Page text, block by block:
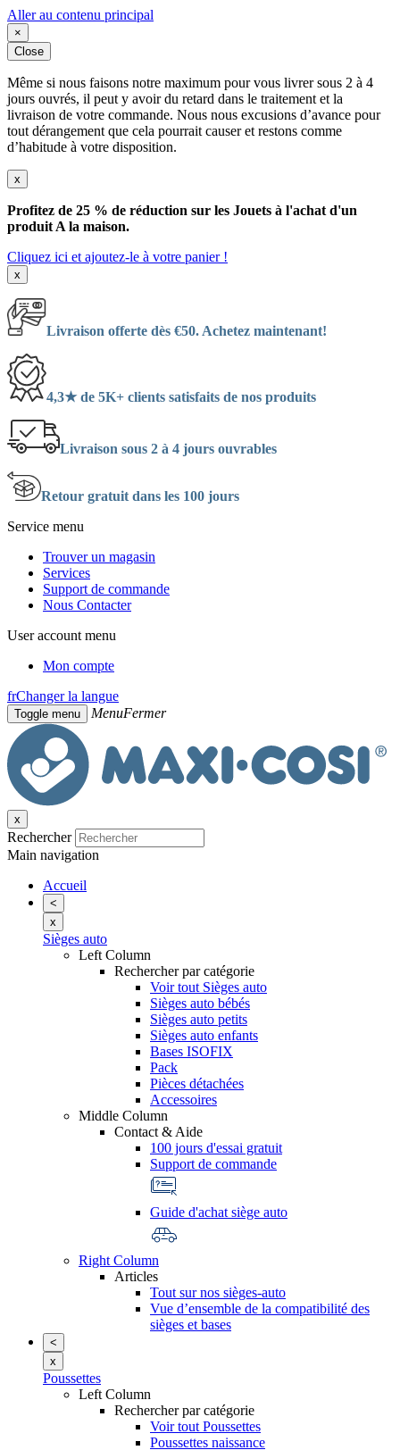
Aller au contenu principal
×
Close
Même si nous faisons notre maximum pour vous livrer sous 2 à 4
jours ouvrés, il peut y avoir du retard dans le traitement et la
livraison de votre commande. Nous nous excusions d’avance pour
tout dérangement que cela pourrait causer et restons comme
d’habitude à votre disposition.
x
Profitez de 25 % de réduction sur les Jouets à l'achat d'un
produit A la maison.
Cliquez ici et ajoutez-le à votre panier !
x
Livraison offerte dès €50. Achetez maintenant!
4,3★ de 5K+ clients satisfaits de nos produits
Livraison sous 2 à 4 jours ouvrables
Retour gratuit dans les 100 jours
Service menu
Trouver un magasin
Services
Support de commande
Nous Contacter
User account menu
Mon compte
frChanger la langue
Toggle menu MenuFermer
x
Rechercher
Main navigation
Accueil
<
x
Sièges auto
Left Column
Rechercher par catégorie
Voir tout Sièges auto
Sièges auto bébés
Sièges auto petits
Sièges auto enfants
Bases ISOFIX
Pack
Pièces détachées
Accessoires
Middle Column
Contact & Aide
100 jours d'essai gratuit
Support de commande
Guide d'achat siège auto
Right Column
Articles
Tout sur nos sièges-auto
Vue d’ensemble de la compatibilité des
sièges et bases
<
x
Poussettes
Left Column
Rechercher par catégorie
Voir tout Poussettes
Poussettes naissance